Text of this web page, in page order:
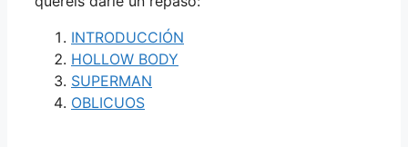
INTRODUCCIÓN
HOLLOW BODY
SUPERMAN
OBLICUOS